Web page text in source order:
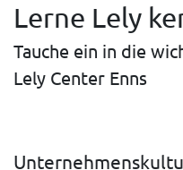
Lerne Lely
Tauche ein in die
Lely Center Enns